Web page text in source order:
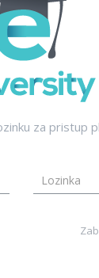
za pristup